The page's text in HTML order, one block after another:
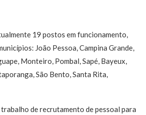
19 postos em funcionamento,
João Pessoa, Campina Grande,
Monteiro, Pombal, Sapé, Bayeux,
São Bento, Santa Rita,
de recrutamento de pessoal para